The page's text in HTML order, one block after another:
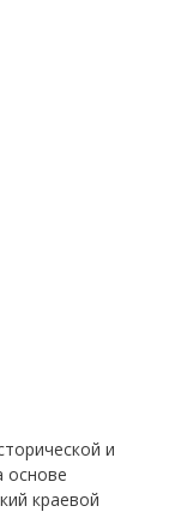
и
основе
краевой